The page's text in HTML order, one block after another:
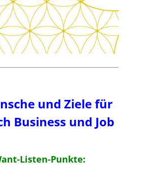
und Ziele für
Business und Job
Listen-Punkte: